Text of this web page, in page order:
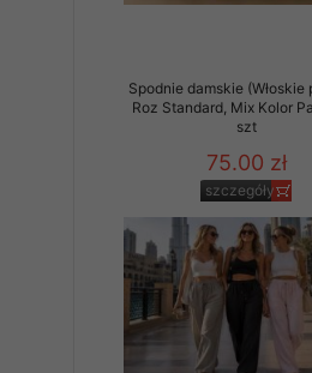
Spodnie damskie (Włoskie
Roz Standard, Mix Kolor
szt
75.00 zł
szczegóły
ich weryfikacji,
Sklep nie
chyba że dzieje się
prawa organów
Nasz Sklep posługuje
przez nasz serwer i
jego indywidualnych
opcję przyjmowania
może wpłynąć na
Klienta przechowują